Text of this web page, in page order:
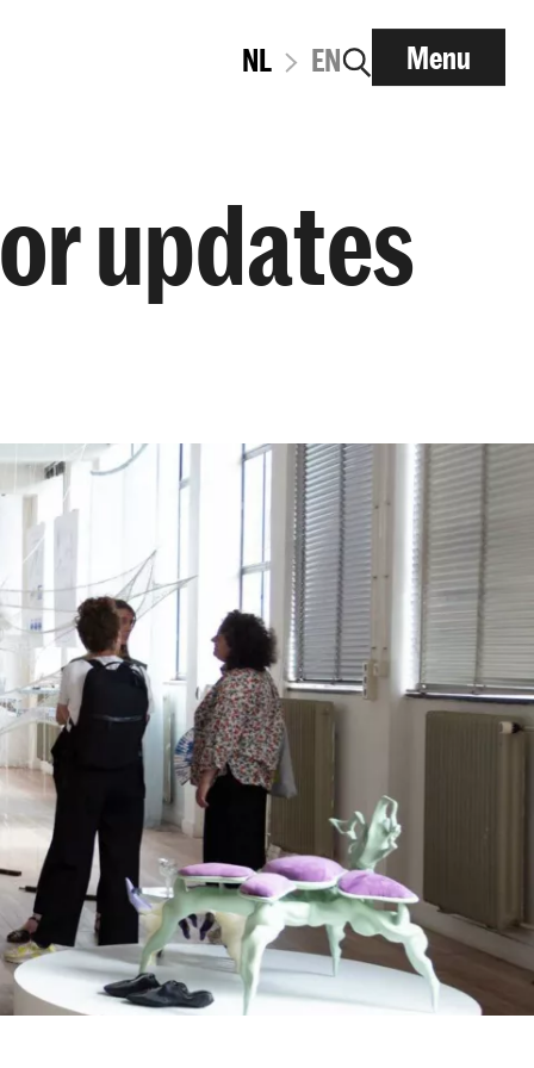
NL EN Menu
updates